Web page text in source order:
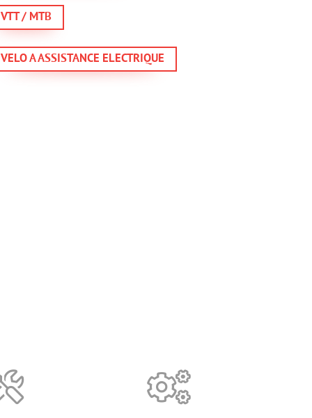
VTT / MTB
VELO A ASSISTANCE ELECTRIQUE